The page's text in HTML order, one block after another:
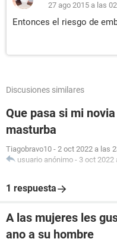
27 ago 2015 a las
Entonces el riesgo de
Discusiones similares
Que pasa si mi
masturba
Tiagobravo10 - 2 oct 2022 a las
usuario anónimo - 3 oct 2022
1 respuesta
A las mujeres les
ano a su hombre